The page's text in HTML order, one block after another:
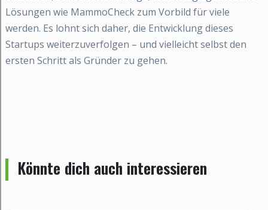
Lösungen wie MammoCheck zum Vorbild für viele
werden. Es lohnt sich daher, die Entwicklung dieses
Startups weiterzuverfolgen – und vielleicht selbst den
ersten Schritt als Gründer zu gehen.
Könnte dich auch interessieren